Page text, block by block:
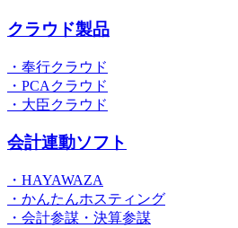
クラウド製品
・奉行クラウド
・PCAクラウド
・大臣クラウド
会計連動ソフト
・HAYAWAZA
・かんたんホスティング
・会計参謀・決算参謀